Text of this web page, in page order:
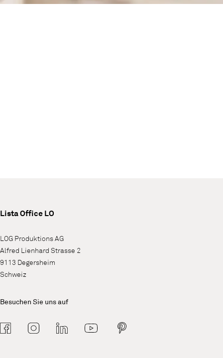
Lista Office LO
LOG Produktions AG
Alfred Lienhard Strasse 2
9113 Degersheim
Schweiz
Besuchen Sie uns auf